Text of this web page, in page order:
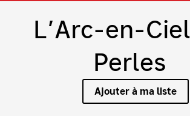
L’Arc-en-
Perles
Ajouter à ma liste